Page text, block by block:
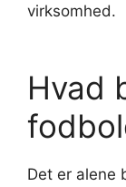
virksomhed.
Hvad
Det er alene